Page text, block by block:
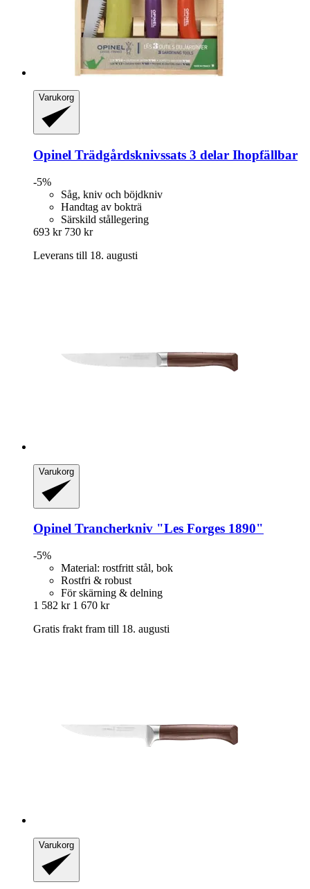
Varukorg
Opinel Trädgårdsknivssats 3 delar Ihopfällbar
-5%
Såg, kniv och böjdkniv
Handtag av bokträ
Särskild stållegering
693 kr 730 kr
Leverans till 18. augusti
Varukorg
Opinel Trancherkniv "Les Forges 1890"
-5%
Material: rostfritt stål, bok
Rostfri & robust
För skärning & delning
1 582 kr 1 670 kr
Gratis frakt fram till 18. augusti
Varukorg